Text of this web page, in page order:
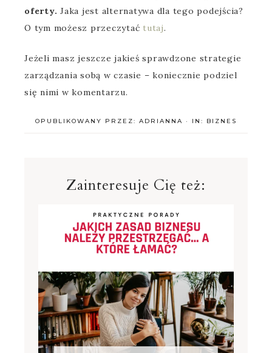
oferty. Jaka jest alternatywa dla tego podejścia?
O tym możesz przeczytać tutaj.
Jeżeli masz jeszcze jakieś sprawdzone strategie
zarządzania sobą w czasie – koniecznie podziel
się nimi w komentarzu.
OPUBLIKOWANY PRZEZ: ADRIANNA · IN: BIZNES
Zainteresuje Cię też: